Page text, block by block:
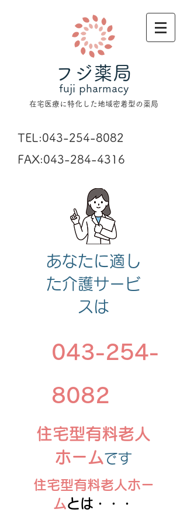
フジ薬局
fuji pharmacy
在宅医療に特化した地域密着型の薬局
TEL:043-254-8082
FAX:043-284-4316
あなたに適し
た介護サービ
スは
043-254-
8082
​住宅型有料老人
ホームです
住宅型有料老人ホー
ムとは・・・